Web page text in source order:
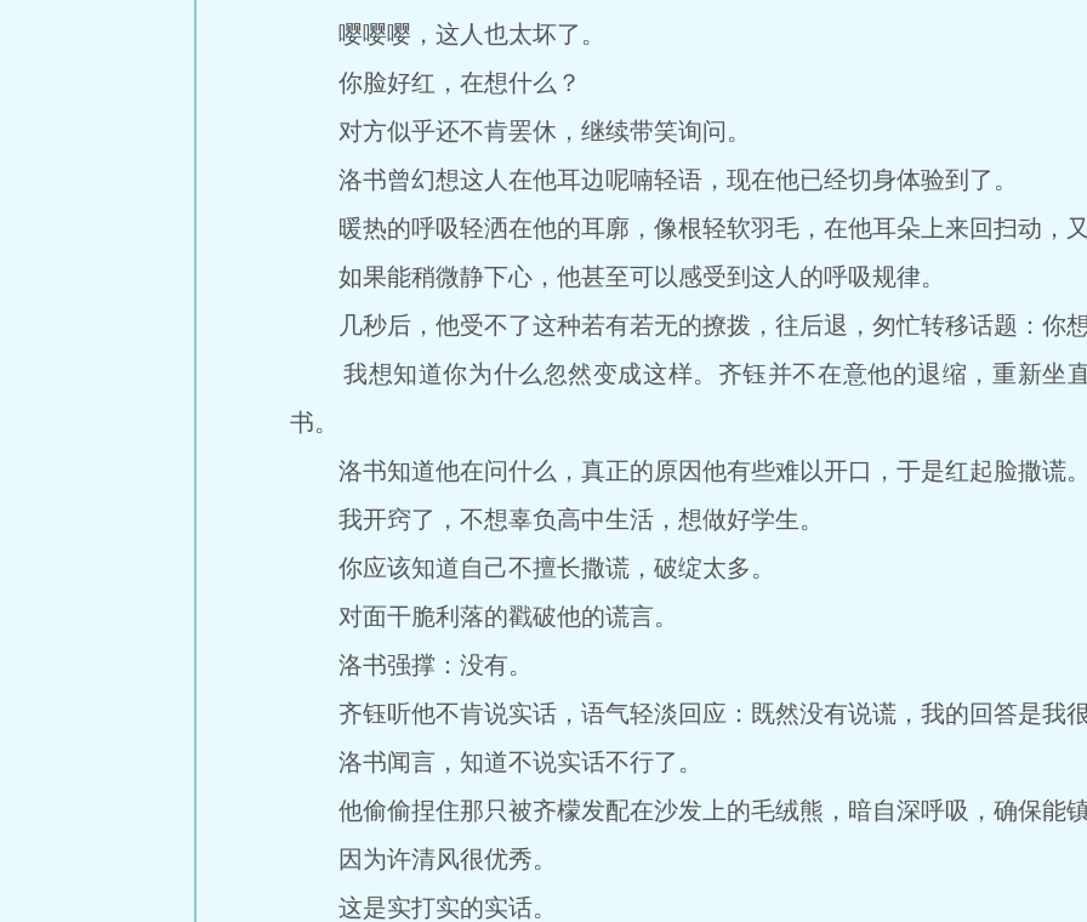
嘤嘤嘤，这人也太坏了。
你脸好红，在想什么？
对方似乎还不肯罢休，继续带笑询问。
洛书曾幻想这人在他耳边呢喃轻语，现在他已经切身体验到了。
暖热的呼吸轻洒在他的耳廓，像根轻软羽毛，在他耳朵上来回扫动，
如果能稍微静下心，他甚至可以感受到这人的呼吸规律。
几秒后，他受不了这种若有若无的撩拨，往后退，匆忙转移话题：你
我想知道你为什么忽然变成这样。齐钰并不在意他的退缩，重新坐
书。
洛书知道他在问什么，真正的原因他有些难以开口，于是红起脸撒谎
我开窍了，不想辜负高中生活，想做好学生。
你应该知道自己不擅长撒谎，破绽太多。
对面干脆利落的戳破他的谎言。
洛书强撑：没有。
齐钰听他不肯说实话，语气轻淡回应：既然没有说谎，我的回答是我
洛书闻言，知道不说实话不行了。
他偷偷捏住那只被齐檬发配在沙发上的毛绒熊，暗自深呼吸，确保能
因为许清风很优秀。
这是实打实的实话。